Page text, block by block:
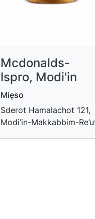
Mcdonalds-
Ispro, Modi'in
Mięso
Sderot Hamalachot 121,
Modi’in-Makkabbim-